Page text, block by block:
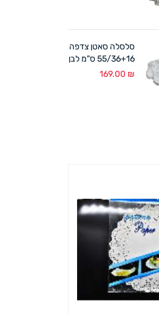
סלסלה סאטן צדפה
55/36+16 ס"מ לבן
169.00 ₪